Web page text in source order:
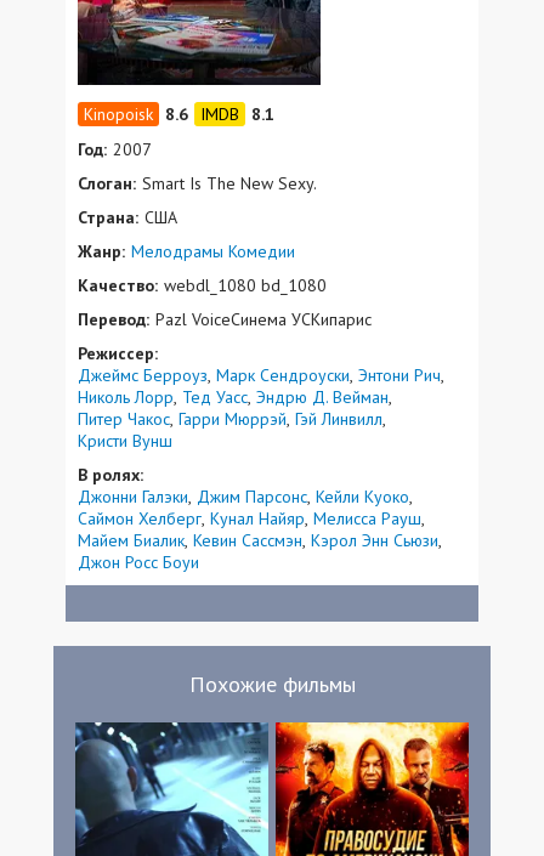
8.6
8.1
Год: 2007
Слоган: Smart Is The New Sexy.
Страна: США
Жанр: Мелодрамы Комедии
Качество: webdl_1080 bd_1080
Перевод: Pazl VoiceСинема УСКипарис
Режиссер:
Джеймс Берроуз Марк Сендроуски Энтони Рич
Николь Лорр Тед Уасс Эндрю Д. Вейман
Питер Чакос Гарри Мюррэй Гэй Линвилл
Кристи Вунш
В ролях:
Джонни Галэки Джим Парсонс Кейли Куоко
Саймон Хелберг Кунал Найяр Мелисса Рауш
Майем Биалик Кевин Сассмэн Кэрол Энн Сьюзи
Джон Росс Боуи
Похожие фильмы